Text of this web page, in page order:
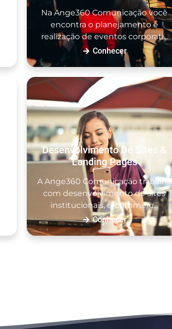
Na Ange360 Comunicação você
encontra o planejamento e
realização de eventos corporati...
Conhecer
Desenvolvimento De Sites &
Landing Pages
A Ange360 Comunicação trabalha
com desenvolvimento de sites
institucionais, e-commerc...
Conhecer